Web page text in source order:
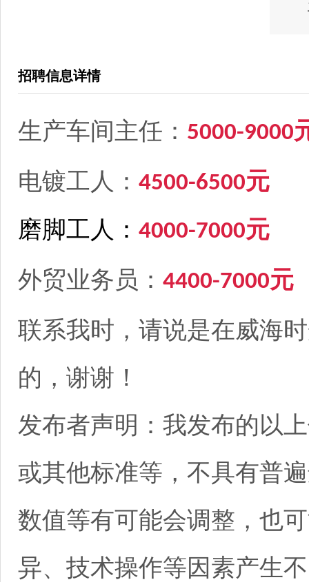
招聘信息详情
生产车间主任： 5000-9000
电镀工人 ： 4500-6500元
磨脚工人： 4000-7000元
外贸业务员： 4400-7000元
联系我时，请说是在威海
的，谢谢！
发布者声明：我发布的以
或其他标准等，不具有普
数值等有可能会调整，也
异、技术操作等因素产生